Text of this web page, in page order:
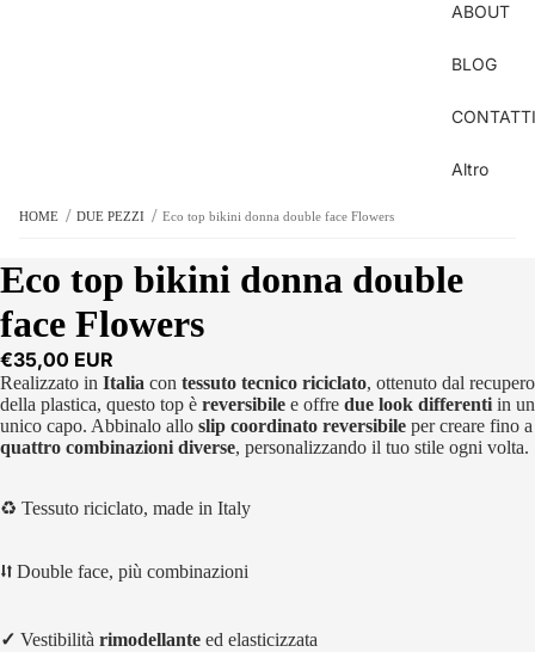
ABOUT
BLOG
CONTATTI
Altro
HOME / DUE PEZZI / Eco top bikini donna double face Flowers
Eco top bikini donna double
face Flowers
€35,00 EUR
Realizzato in Italia con tessuto tecnico riciclato, ottenuto dal recupero
della plastica, questo top è reversibile e offre due look differenti in un
unico capo. Abbinalo allo slip coordinato reversibile per creare fino a
quattro combinazioni diverse, personalizzando il tuo stile ogni volta.
♻︎ Tessuto riciclato, made in Italy
⮃ Double face, più combinazioni
✓ Vestibilità rimodellante ed elasticizzata